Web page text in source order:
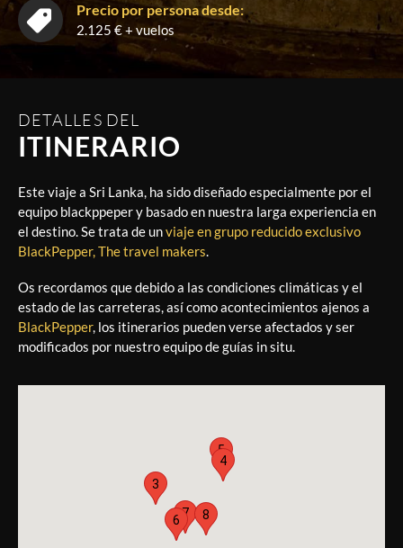
Precio por persona desde:
2.125 € + vuelos
DETALLES DEL
ITINERARIO
Este viaje a Sri Lanka, ha sido diseñado especialmente por el
equipo blackppeper y basado en nuestra larga experiencia en
el destino. Se trata de unviaje en grupo reducido exclusivo
BlackPepper, The travel makers.
Os recordamos que debido a las condiciones climáticas y el
estado de las carreteras, así como acontecimientos ajenos a
BlackPepper, los itinerarios pueden verse afectados y ser
modificados por nuestro equipo de guías in situ.
3
4
5
67 8